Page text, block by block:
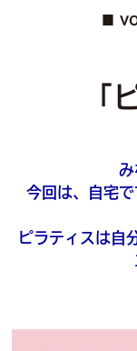
「
み
今回は、自宅
ピラティスは自